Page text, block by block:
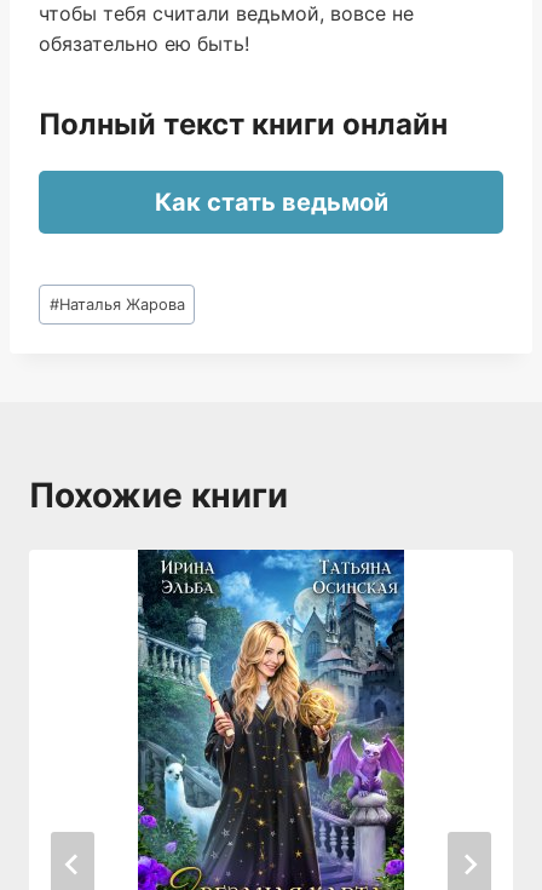
чтобы тебя считали ведьмой, вовсе не
обязательно ею быть!
Полный текст книги онлайн
Как стать ведьмой
Метки
записи:
#Наталья Жарова
Похожие книги